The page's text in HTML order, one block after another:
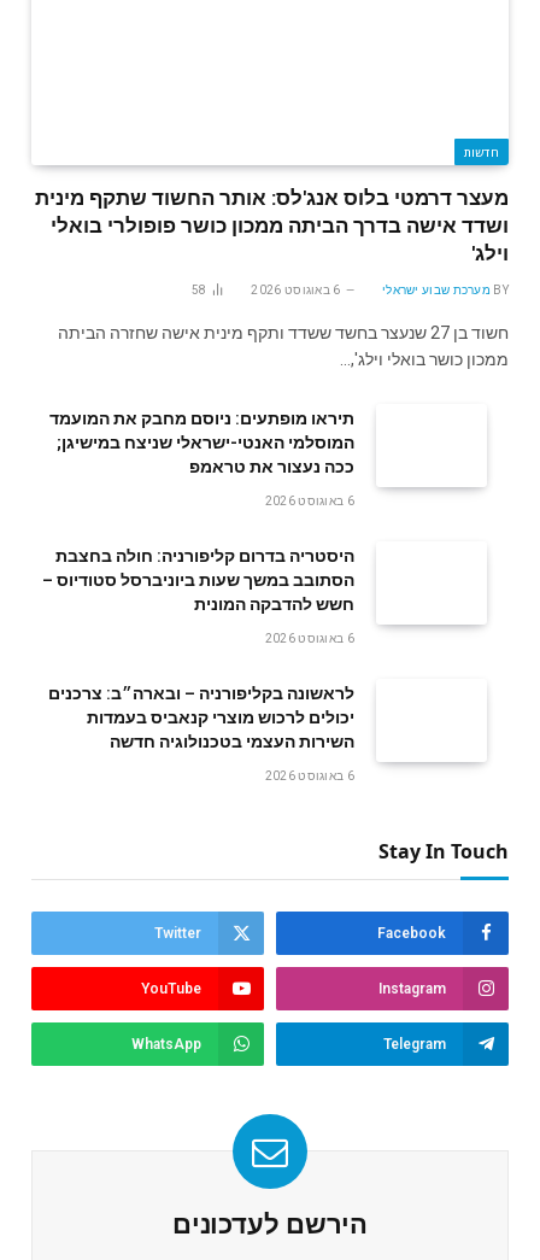
חדשות
מעצר דרמטי בלוס אנג'לס: אותר החשוד שתקף מינית
ושדד אישה בדרך הביתה ממכון כושר פופולרי בואלי
וילג'
BY מערכת שבוע ישראלי 6 באוגוסט 2026 58
חשוד בן 27 שנעצר בחשד ששדד ותקף מינית אישה שחזרה הביתה
ממכון כושר בואלי וילג',…
תיראו מופתעים: ניוסם מחבק את המועמד
המוסלמי האנטי-ישראלי שניצח במישיגן;
ככה נעצור את טראמפ
6 באוגוסט 2026
היסטריה בדרום קליפורניה: חולה בחצבת
הסתובב במשך שעות ביוניברסל סטודיוס –
חשש להדבקה המונית
6 באוגוסט 2026
לראשונה בקליפורניה – ובארה״ב: צרכנים
יכולים לרכוש מוצרי קנאביס בעמדות
השירות העצמי בטכנולוגיה חדשה
6 באוגוסט 2026
Stay In Touch
Facebook
Twitter
Instagram
YouTube
Telegram
WhatsApp
הירשם לעדכונים